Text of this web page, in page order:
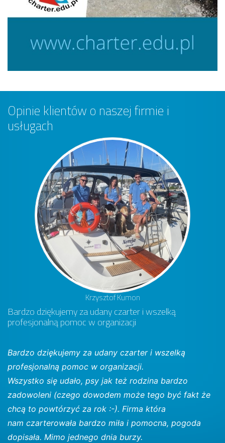
Opinie klientów o naszej firmie i
usługach
Krzysztof Kumon
Bardzo dziękujemy za udany czarter i wszelką
profesjonalną pomoc w organizacji
Bardzo dziękujemy za udany czarter i wszelką
profesjonalną pomoc w organizacji.
Wszystko się udało, psy jak też rodzina bardzo
zadowoleni (czego dowodem może tego być fakt że
chcą to powtórzyć za rok :-). Firma która
nam czarterowała bardzo miła i pomocna, pogoda
dopisała. Mimo jednego dnia burzy.